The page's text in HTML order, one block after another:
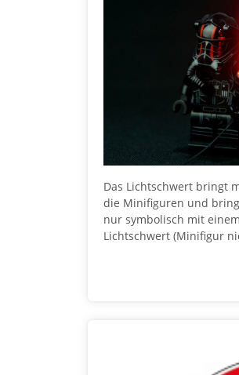
Das Lichtschwert bringt
die Minifiguren und
nur symbolisch mit
Lichtschwert (Minifigur